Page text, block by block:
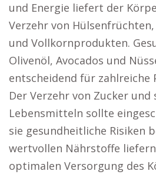
und Energie liefert der
Verzehr von Hülsenfrüchten,
und Vollkornprodukten.
Olivenöl, Avocados und
entscheidend für zahlreiche
Der Verzehr von Zucker
Lebensmitteln sollte
sie gesundheitliche Risiken
wertvollen Nährstoffe
optimalen Versorgung des